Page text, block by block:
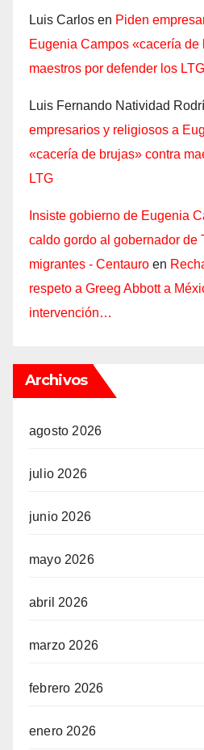
Luis Carlos en Piden
Eugenia Campos «cacería de
maestros por defender los LTG
Luis Fernando Natividad
empresarios y religiosos a
«cacería de brujas» contra
LTG
Insiste gobierno de Eugenia
caldo gordo al gobernador de
migrantes - Centauro en
respeto a Greeg Abbott a
intervención…
Archivos
agosto 2026
julio 2026
junio 2026
mayo 2026
abril 2026
marzo 2026
febrero 2026
enero 2026